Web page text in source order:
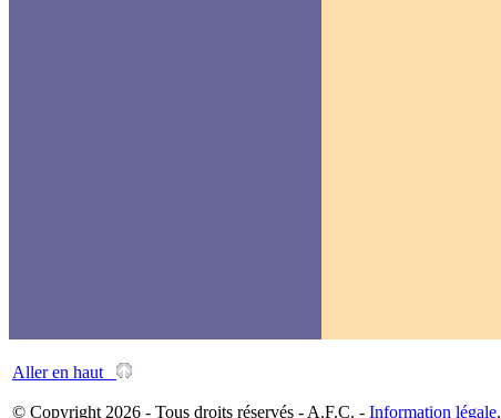
Aller en haut
© Copyright 2026 - Tous droits réservés - A.F.C. - Information légale.